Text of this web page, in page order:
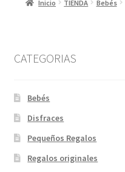
Inicio TIENDA Bebés
CATEGORIAS
Bebés
Disfraces
Pequeños Regalos
Regalos originales